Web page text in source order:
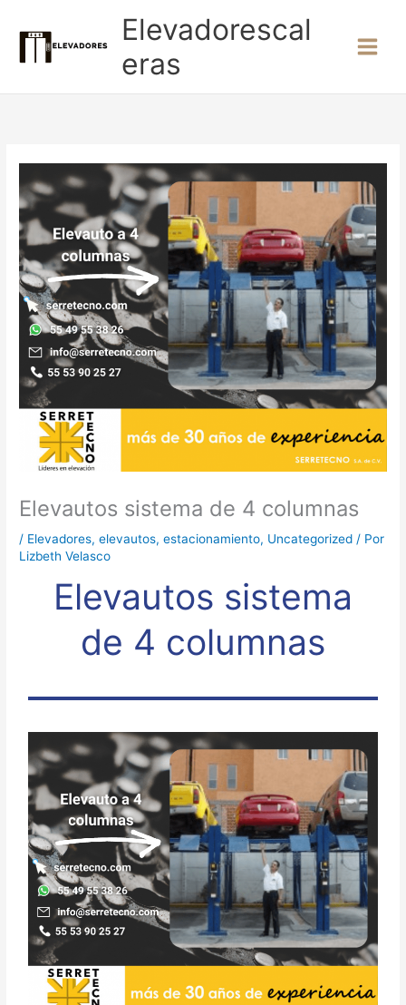
contenido
Elevadorescal
eras
Elevautos sistema de 4 columnas
/ Elevadores,elevautos,estacionamiento, Uncategorized / Por
Lizbeth Velasco
Elevautos sistema
de 4 columnas